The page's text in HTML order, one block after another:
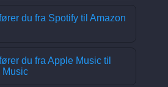
du fra Spotify til Amazon
du fra Apple Music til
Music